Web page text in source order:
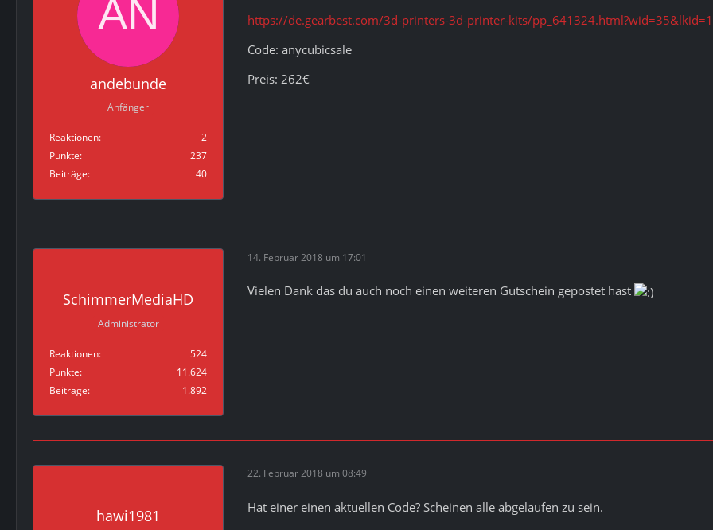
andebunde
Anfänger
Reaktionen
2
Punkte
237
Beiträge
40
https://de.gearbest.com/3d-printers-3d-printer-kits/
Code: anycubicsale
Preis: 262€
SchimmerMediaHD
Administrator
Reaktionen
524
Punkte
11.624
Beiträge
1.892
14. Februar 2018 um 17:01
Vielen Dank das du auch noch einen weiteren Gutschein gepostet hast
hawi1981
22. Februar 2018 um 08:49
Hat einer einen aktuellen Code? Scheinen alle abgelaufen zu sein.